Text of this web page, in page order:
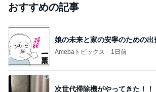
おすすめの記事
娘の未来と家の安寧のための出
Amebaトピックス 1日前
次世代掃除機がやってきた！！